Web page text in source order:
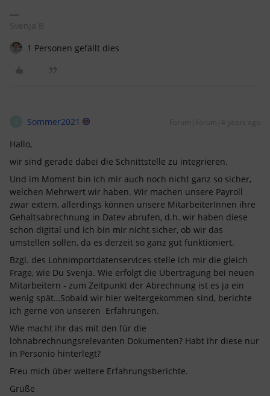
Svenja B
1 Personen gefällt dies
Sommer2021 Forum|Forum|4 years ago
Hallo,
wir sind gerade dabei die Schnittstelle zu integrieren.
Und im Moment bin ich mir auch noch nicht ganz so sicher,
welchen Mehrwert wir haben. Wir machen unsere Payroll
zwar extern, allerdings können unsere MitarbeiterInnen ihre
Gehaltsabrechnung in Datev abrufen, d.h. wir haben diese
schon digital und ich bin mir nicht sicher, ob wir das
umstellen sollen, da es derzeit so ganz gut funktioniert.
Bzgl. des Lohnimportdatenservices stelle ich mir die gleich
Frage, wie Du Svenja. Wie erfolgt die Übertragung bei neuen
Mitarbeitern - zum Zeitpunkt der Abrechnung ist es ja ein
wenig spät…Sobald wir hier weitergekommen sind, berichte
ich gerne von unseren Erfahrungen.
Wie macht ihr das mit den für die
lohnabrechnungsrelevanten Dokumenten? Habt ihr diese nur
in Personio hinterlegt?
Freu mich über weitere Erfahrungsberichte.
Grüße